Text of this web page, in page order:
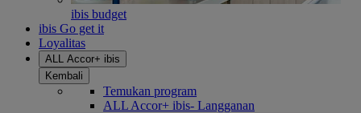
ibis budget
ibis Go get it
Loyalitas
ALL Accor+ ibis
Kembali
Temukan program
ALL Accor+ ibis- Langganan